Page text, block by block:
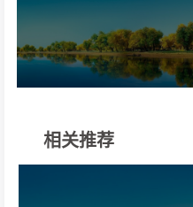
相关推荐